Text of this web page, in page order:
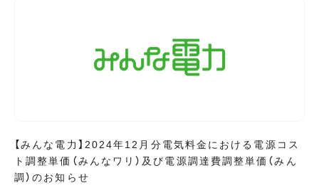
【みんな電力】2024年12月分電気料金における電源コス
ト調整単価（みんなワリ）及び電源調達費調整単価（みん
調）のお知らせ